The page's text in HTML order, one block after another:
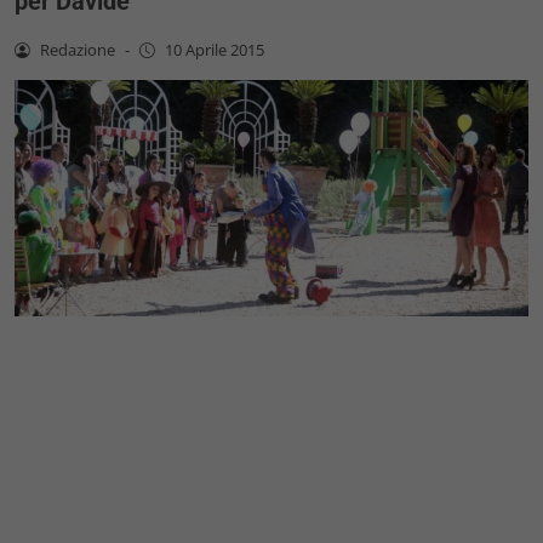
Redazione - 10 Aprile 2015